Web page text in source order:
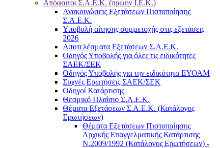
Απόφοιτοι Σ.Α.Ε.Κ. (πρώην Ι.Ε.Κ.)
Ανακοινώσεις Εξετάσεων Πιστοποίησης
Σ.Α.Ε.Κ.
Υποβολή αίτησης συμμετοχής στις εξετάσεις
2026
Αποτελέσματα Εξετάσεων Σ.Α.Ε.Κ.
Οδηγός Υποβολής για όλες τις ειδικότητες
ΣΑΕΚ/ΣΕΚ
Οδηγός Υποβολής για την ειδικότητα ΕΥΟΑΜ
Συχνές Ερωτήσεις ΣΑΕΚ/ΣΕΚ
Οδηγοί Κατάρτισης
Θεσμικό Πλαίσιο Σ.Α.Ε.Κ.
Θέματα Εξετάσεων Σ.Α.Ε.Κ. (Κατάλογος
Ερωτήσεων)
Θέματα Εξετάσεων Πιστοποίησης
Αρχικής Επαγγελματικής Κατάρτισης
Ν.2009/1992 (Κατάλογος Ερωτήσεων) -